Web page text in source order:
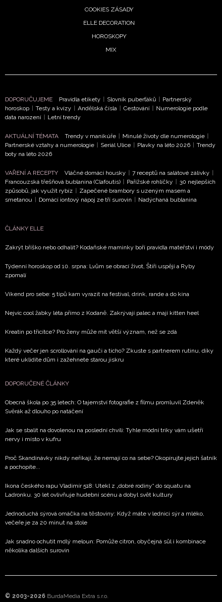
Přihlášením k newsletteru souhlasíte sObchodními
podmínkami společnosti BurdaMedia Extra s.r.o.a
potvrzujete, že jste se seznámili se
ochrany soukromí
- BurdaMedia Extra s.r.o. bude s
Vašimi údaji pracovat zejména k organizaci a
vyhodnocení akce a zasílání novinek.
Chcete navíc dostávat i další zajímavé a exkluzivní
informace od našich partnerů? Pokud souhlasíte se
zpracováním údajů k tomuto účelu podle
Zásad ochrany
COOKIES ZÁSADY
ELLE DECORATION
HOROSKOPY
MIX
DOPORUČUJEME Pravidla etikety | Slovník puberťáků | Partnerský
horoskop | Testy a kvízy | Andělská čísla | Cestování | Numerologie podle
data narození | Letní trendy
AKTUÁLNÍ TÉMATA Trendy v manikúře | Minulé životy dle numerologie |
Partnerské vztahy a numerologie | Seriál Ulice | Plavky na léto 2026 | Trendy
boty na léto 2026
VAŘENÍ A RECEPTY Vláčné domácí housky | 7 receptů na salátové zálivky |
Francouzská třešňová bublanina (Clafoutis) | Pařížské rohlíčky | 30 nejlepších
způsobů, jak využít rybíz | Zapečené brambory s uzeným masem a
smetanou | Domácí iontový nápoj ze tří surovin | Nadýchaná bublanina
ČLÁNKY ELLE
Zakrýt bříško nebo odhalit? Kodaňské maminky boří pravidla mateřství i módy
Týdenní horoskop od 10. srpna: Lvům se obrací život, Štíři uspějí a Ryby
zpomalí
Víkend pro sebe: 5 tipů kam vyrazit na festival, drink, rande a do kina
Nejvíc cool žabky léta přímo z Kodaně. Zakrývají palec a mají kitten heel
Kreatin po třicítce? Pro ženy může mít větší význam, než se zdá
Každý večer jen scrollování na gauči a ticho? Zkuste s partnerem rutinu, díky
které uklidíte dům i zažehnete starou jiskru
DOPORUČENÉ ČLÁNKY
Obecná škola po 35 letech: O tajemství fotografie z filmu promluvil Zdeněk
Svěrák až dlouho po natáčení
Jak se sbalit na dovolenou na poslední chvíli: Tyhle módní triky vám ušetří
nervy i místo v kufru
Proč Skandinávky nikdy neříkají, že nemají co na sebe? Okopírujte jejich šatník
a pochopíte...
Ikona českého rapu Vladimír 518: Utekl z „dobré rodiny“ do squatu na
Ladronku. 30 let ovlivňuje hudební scénu a dobyl svět kultury
Jednoduchá sýrová omáčka na těstoviny: Když máte v lednici sýr a mléko,
večeře je za 20 minut na stole
Jak snadno ochutit mdlý meloun: Pomůže citron, obyčejná sůl i kombinace
několika dalších surovin
© 2003-2026 BurdaMedia Extra s.r.o.